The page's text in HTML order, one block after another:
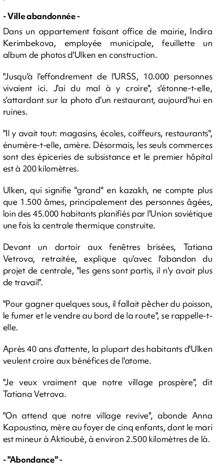
- Ville abandonnée -
Dans un appartement faisant office de mairie, Indira
Kerimbekova, employée municipale, feuillette un
album de photos d'Ulken en construction.
"Jusqu'à l'effondrement de l'URSS, 10.000 personnes
vivaient ici. J'ai du mal à y croire", s'étonne-t-elle,
s'attardant sur la photo d'un restaurant, aujourd'hui en
ruines.
"Il y avait tout: magasins, écoles, coiffeurs, restaurants",
énumère-t-elle, amère. Désormais, les seuls commerces
sont des épiceries de subsistance et le premier hôpital
est à 200 kilomètres.
Ulken, qui signifie "grand" en kazakh, ne compte plus
que 1.500 âmes, principalement des personnes âgées,
loin des 45.000 habitants planifiés par l'Union soviétique
une fois la centrale thermique construite.
Devant un dortoir aux fenêtres brisées, Tatiana
Vetrova, retraitée, explique qu'avec l'abandon du
projet de centrale, "les gens sont partis, il n'y avait plus
de travail".
"Pour gagner quelques sous, il fallait pêcher du poisson,
le fumer et le vendre au bord de la route", se rappelle-t-
elle.
Après 40 ans d'attente, la plupart des habitants d'Ulken
veulent croire aux bénéfices de l'atome.
"Je veux vraiment que notre village prospère", dit
Tatiana Vetrova.
"On attend que notre village revive", abonde Anna
Kapoustina, mère au foyer de cinq enfants, dont le mari
est mineur à Aktioubé, à environ 2.500 kilomètres de là.
- "Abondance" -